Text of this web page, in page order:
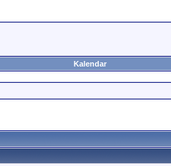
Kalendar